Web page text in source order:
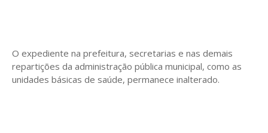
O expediente na prefeitura, secretarias e nas demais
repartições da administração pública municipal, como as
unidades básicas de saúde, permanece inalterado.